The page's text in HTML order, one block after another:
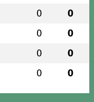
0 0
0 0
0 0
0 0